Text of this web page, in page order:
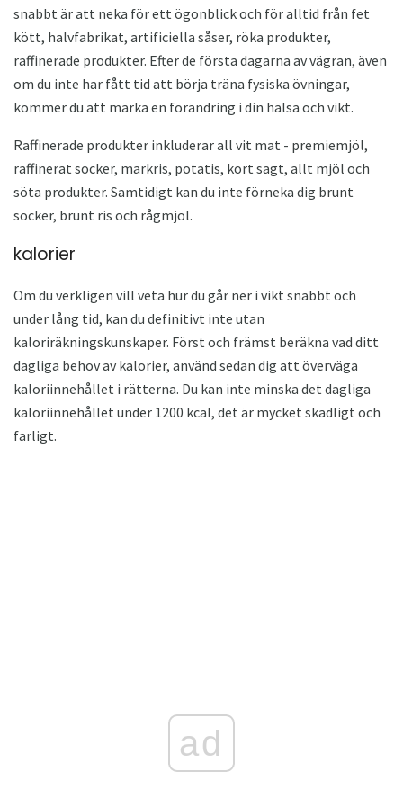
snabbt är att neka för ett ögonblick och för alltid från fet
kött, halvfabrikat, artificiella såser, röka produkter,
raffinerade produkter. Efter de första dagarna av vägran, även
om du inte har fått tid att börja träna fysiska övningar,
kommer du att märka en förändring i din hälsa och vikt.
Raffinerade produkter inkluderar all vit mat - premiemjöl,
raffinerat socker, markris, potatis, kort sagt, allt mjöl och
söta produkter. Samtidigt kan du inte förneka dig brunt
socker, brunt ris och rågmjöl.
kalorier
Om du verkligen vill veta hur du går ner i vikt snabbt och
under lång tid, kan du definitivt inte utan
kaloriräkningskunskaper. Först och främst beräkna vad ditt
dagliga behov av kalorier, använd sedan dig att överväga
kaloriinnehållet i rätterna. Du kan inte minska det dagliga
kaloriinnehållet under 1200 kcal, det är mycket skadligt och
farligt.
ad